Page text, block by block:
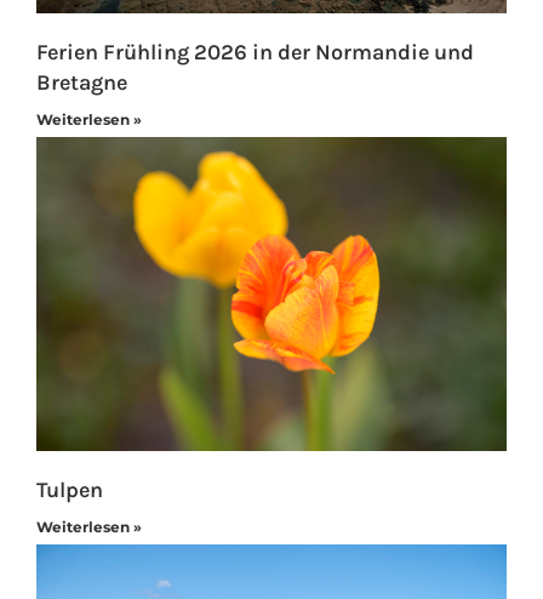
Ferien Frühling 2026 in der Normandie und
Bretagne
Weiterlesen »
Tulpen
Weiterlesen »